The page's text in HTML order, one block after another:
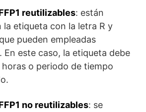
reutilizables: están
la etiqueta con la letra R y
pueden empleadas
En este caso, la etiqueta debe
o periodo de tiempo
no reutilizables: se